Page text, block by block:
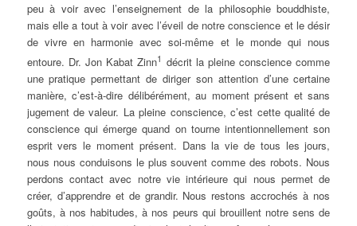
peu à voir avec l’enseignement de la philosophie bouddhiste,
mais elle a tout à voir avec l’éveil de notre conscience et le désir
de vivre en harmonie avec soi-même et le monde qui nous
entoure. Dr. Jon Kabat Zinn1 décrit la pleine conscience comme
une pratique permettant de diriger son attention d’une certaine
manière, c’est-à-dire délibérément, au moment présent et sans
jugement de valeur. La pleine conscience, c’est cette qualité de
conscience qui émerge quand on tourne intentionnellement son
esprit vers le moment présent. Dans la vie de tous les jours,
nous nous conduisons le plus souvent comme des robots. Nous
perdons contact avec notre vie intérieure qui nous permet de
créer, d’apprendre et de grandir. Nous restons accrochés à nos
goûts, à nos habitudes, à nos peurs qui brouillent notre sens de